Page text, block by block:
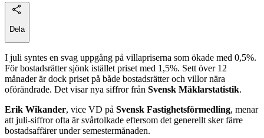
Dela
I juli syntes en svag uppgång på villapriserna som ökade med 0,5%.
För bostadsrätter sjönk istället priset med 1,5%. Sett över 12
månader är dock priset på både bostadsrätter och villor nära
oförändrade. Det visar nya siffror från Svensk Mäklarstatistik.
Erik Wikander, vice VD på Svensk Fastighetsförmedling, menar
att juli-siffror ofta är svårtolkade eftersom det generellt sker färre
bostadsaffärer under semestermånaden.